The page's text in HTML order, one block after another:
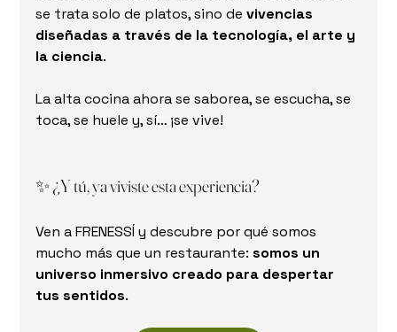
se trata solo de platos, sino de vivencias
diseñadas a través de la tecnología, el arte y
la ciencia.
La alta cocina ahora se saborea, se escucha, se
toca, se huele y, sí… ¡se vive!
✨ ¿Y tú, ya viviste esta experiencia?
Ven a FRENESSÍ y descubre por qué somos
mucho más que un restaurante: somos un
universo inmersivo creado para despertar
tus sentidos.